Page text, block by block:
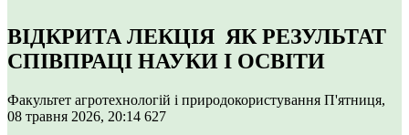
ВІДКРИТА ЛЕКЦІЯ ЯК РЕЗУЛЬТАТ
СПІВПРАЦІ НАУКИ І ОСВІТИ
Факультет агротехнологій і природокористування П'ятниця,
08 травня 2026, 20:14 627